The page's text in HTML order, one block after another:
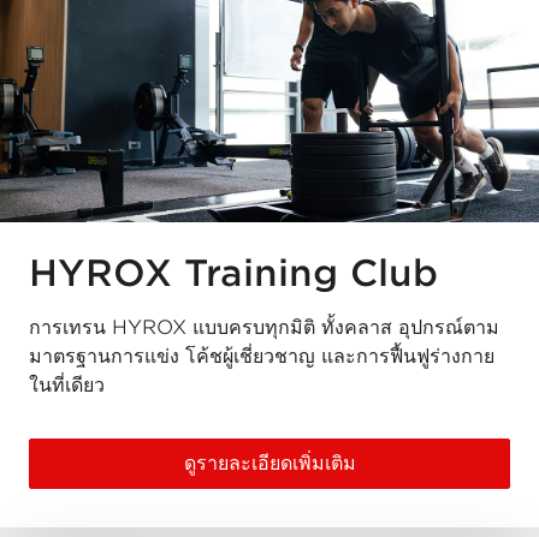
HYROX Training Club
การเทรน HYROX แบบครบทุกมิติ ทั้งคลาส อุปกรณ์ตาม
มาตรฐานการแข่ง โค้ชผู้เชี่ยวชาญ และการฟื้นฟูร่างกาย
ในที่เดียว
ดูรายละเอียดเพิ่มเติม